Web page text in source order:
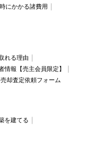
にかかる諸費用
れる理由
情報【売主会員限定】
売却査定依頼フォーム
を建てる